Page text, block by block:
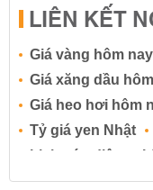
LIÊN KẾT
Giá vàng hôm nay
Giá xăng dầu
Giá heo hơi hôm
Tỷ giá yen Nhật
Lịch cúp điện
Lãi suất tiết kiệm